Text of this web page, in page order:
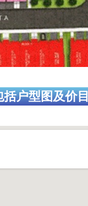
户型图及价